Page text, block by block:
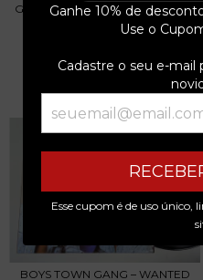
Ganhe 10% de
Use o
Cadastre o seu e-mail
Esse cupom é de uso
GARDNER COLE – WHATEVER IT
TAKES LP MAXI...
BOYS TOWN GANG – WANTED